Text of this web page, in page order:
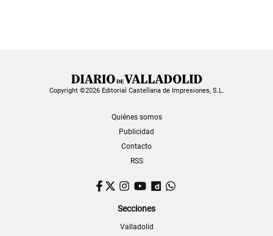
Copyright ©2026 Editorial Castellana de Impresiones, S.L.
Quiénes somos
Publicidad
Contacto
RSS
Facebook
TwitterInstagram
YouTubeDailymotion
Secciones
Valladolid